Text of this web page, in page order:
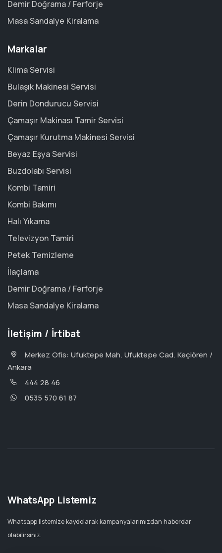
Demir Doğrama / Ferforje
Masa Sandalye Kiralama
Markalar
Klima Servisi
Bulaşık Makinesi Servisi
Derin Dondurucu Servisi
Çamaşır Makinası Tamir Servisi
Çamaşır Kurutma Makinesi Servisi
Beyaz Eşya Servisi
Buzdolabı Servisi
Kombi Tamiri
Kombi Bakımı
Halı Yıkama
Televizyon Tamiri
Petek Temizleme
İlaçlama
Demir Doğrama / Ferforje
Masa Sandalye Kiralama
İletişim / İrtibat
Merkez Ofis: Ufuktepe Mah. Ufuktepe Cad. Keçiören /
Ankara
444 28 46
0535 570 61 87
WhatsApp Listemiz
Whatsapp listemize kaydolarak kampanyalarımızdan haberdar
olabilirsiniz.